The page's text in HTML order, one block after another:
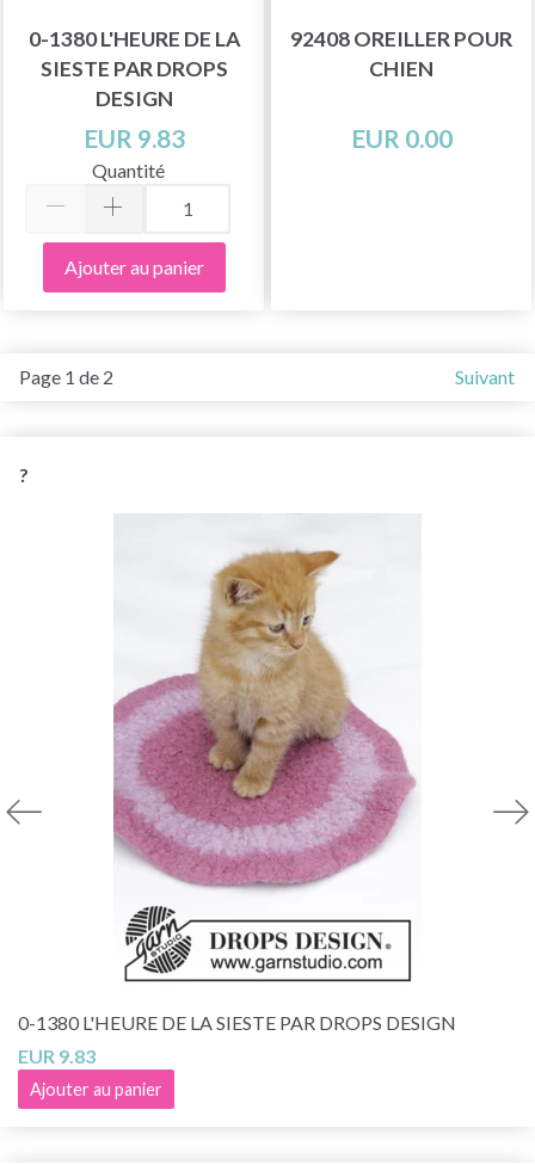
0-1380 L'HEURE DE LA
SIESTE PAR DROPS
DESIGN
EUR 9.83
Quantité
Ajouter au panier
92408 OREILLER POUR
CHIEN
EUR 0.00
Page 1 de 2 Suivant
?
0-1380 L'HEURE DE LA SIESTE PAR DROPS DESIGN
EUR 9.83
Ajouter au panier